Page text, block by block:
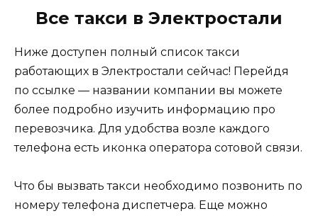
Все такси в Электростали
Ниже доступен полный список такси
работающих в Электростали сейчас! Перейдя
по ссылке — названии компании вы можете
более подробно изучить информацию про
перевозчика. Для удобства возле каждого
телефона есть иконка оператора сотовой связи.
Что бы вызвать такси необходимо позвонить по
номеру телефона диспетчера. Еще можно